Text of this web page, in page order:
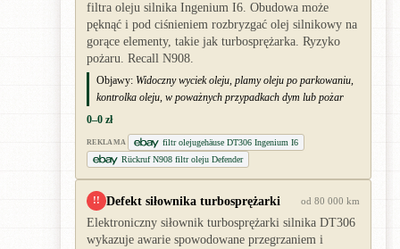
filtra oleju silnika Ingenium I6. Obudowa może
pęknąć i pod ciśnieniem rozbryzgać olej silnikowy na
gorące elementy, takie jak turbosprężarka. Ryzyko
pożaru. Recall N908.
Objawy: Widoczny wyciek oleju, plamy oleju po parkowaniu,
kontrolka oleju, w poważnych przypadkach dym lub pożar
0–0 zł
REKLAMA
filtr olejugehäuse DT306 Ingenium I6
Rückruf N908 filtr oleju Defender
!! Defekt siłownika turbosprężarki od 80 000 km
Elektroniczny siłownik turbosprężarki silnika DT306
wykazuje awarie spowodowane przegrzaniem i